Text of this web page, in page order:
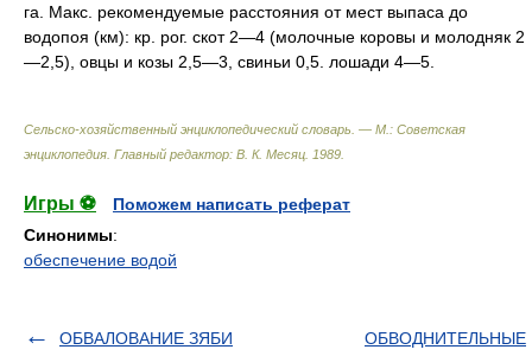
га. Макс. рекомендуемые расстояния от мест выпаса до
водопоя (км): кр. рог. скот 2—4 (молочные коровы и молодняк 2
—2,5), овцы и козы 2,5—3, свиньи 0,5. лошади 4—5.
Сельско-хозяйственный энциклопедический словарь. — М.: Советская
энциклопедия Главный редактор: В. К. Месяц 1989
Игры ⚽
Поможем написать реферат
Синонимы:
обеспечение водой
ОБВАЛОВАНИЕ ЗЯБИ
ОБВОДНИТЕЛЬНЫЕ